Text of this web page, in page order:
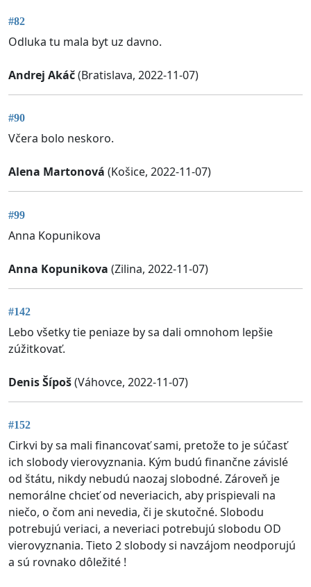
#82
Odluka tu mala byt uz davno.
Andrej Akáč(Bratislava, 2022-11-07)
#90
Včera bolo neskoro.
Alena Martonová (Košice, 2022-11-07)
#99
Anna Kopunikova
Anna Kopunikova (Zilina, 2022-11-07)
#142
Lebo všetky tie peniaze by sa dali omnohom lepšie
zúžitkovať.
Denis Šípoš(Váhovce, 2022-11-07)
#152
Cirkvi by sa mali financovať sami, pretože to je súčasť
ich slobody vierovyznania. Kým budú finančne závislé
od štátu, nikdy nebudú naozaj slobodné. Zároveň je
nemorálne chcieť od neveriacich, aby prispievali na
niečo, o čom ani nevedia, či je skutočné. Slobodu
potrebujú veriaci, a neveriaci potrebujú slobodu OD
vierovyznania. Tieto 2 slobody si navzájom neodporujú
a sú rovnako dôležité !